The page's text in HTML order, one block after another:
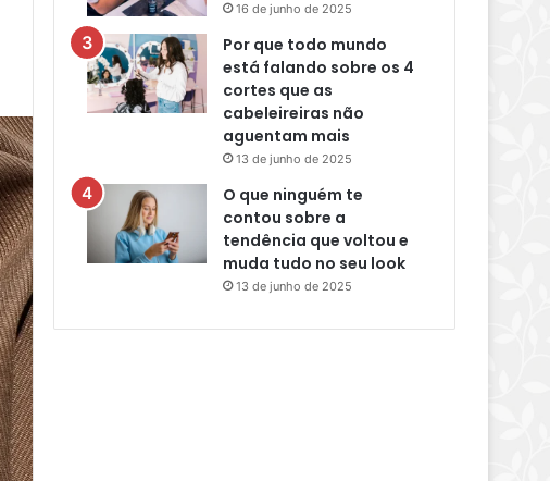
16 de junho de 2025
Por que todo mundo
está falando sobre os 4
cortes que as
cabeleireiras não
aguentam mais
13 de junho de 2025
O que ninguém te
contou sobre a
tendência que voltou e
muda tudo no seu look
13 de junho de 2025